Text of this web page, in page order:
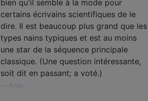
bien qu'il semble à la mode pour
certains écrivains scientifiques de le
dire. Il est beaucoup plus grand que les
types nains typiques et est au moins
une star de la séquence principale
classique. (Une question intéressante,
soit dit en passant; a voté.)
Andy